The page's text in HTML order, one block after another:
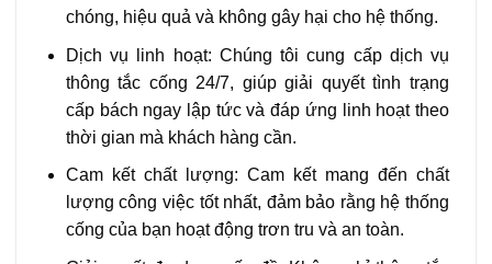
chóng, hiệu quả và không gây hại cho hệ thống.
Dịch vụ linh hoạt: Chúng tôi cung cấp dịch vụ
thông tắc cống 24/7, giúp giải quyết tình trạng
cấp bách ngay lập tức và đáp ứng linh hoạt theo
thời gian mà khách hàng cần.
Cam kết chất lượng: Cam kết mang đến chất
lượng công việc tốt nhất, đảm bảo rằng hệ thống
cống của bạn hoạt động trơn tru và an toàn.